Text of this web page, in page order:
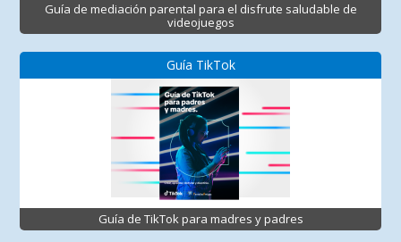
Guía de mediación parental para el disfrute saludable de
videojuegos
Guía TikTok
Guía de TikTok para madres y padres